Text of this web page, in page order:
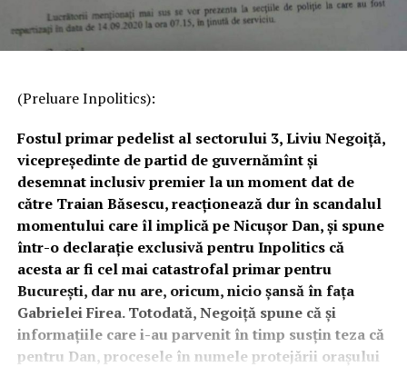
(Preluare Inpolitics):
Fostul primar pedelist al sectorului 3, Liviu Negoiță,
vicepreședinte de partid de guvernămînt și
desemnat inclusiv premier la un moment dat de
către Traian Băsescu, reacționează dur în scandalul
momentului care îl implică pe Nicușor Dan, și spune
într-o declarație exclusivă pentru Inpolitics că
acesta ar fi cel mai catastrofal primar pentru
București, dar nu are, oricum, nicio șansă în fața
Gabrielei Firea. Totodată, Negoiță spune că și
informațiile care i-au parvenit în timp susțin teza că
pentru Dan, procesele în numele protejării orașului